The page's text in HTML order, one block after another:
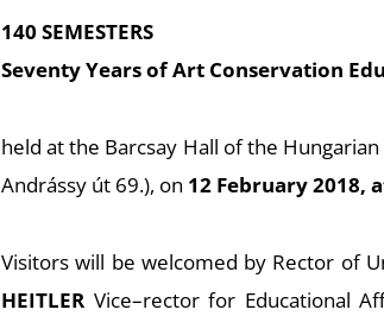
140 SEMESTERS
Seventy Years of Art Conservation
held at the Barcsay Hall of the
Andrássy út 69.), on 12 February 2018,
Visitors will be welcomed by Rector of
HEITLER Vice–rector for Educational